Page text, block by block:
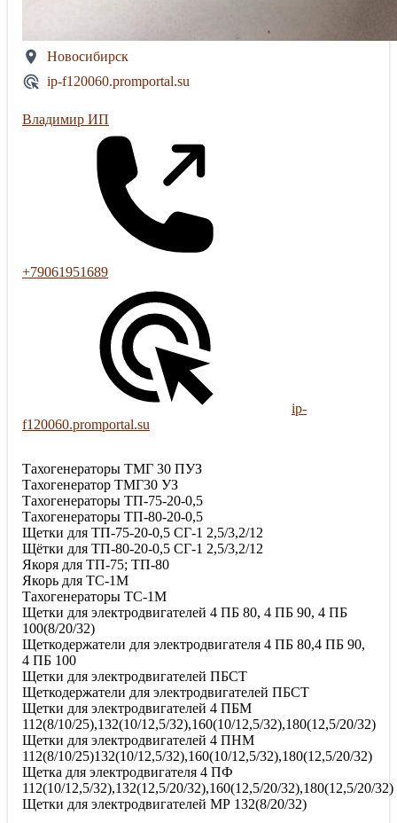
Новосибирск
ip-f120060.promportal.su
Владимир ИП
+79061951689
ip-
f120060.promportal.su
Тахогенераторы ТМГ 30 ПУЗ
Тахогенератор ТМГ30 УЗ
Тахогенераторы ТП-75-20-0,5
Тахогенераторы ТП-80-20-0,5
Щетки для ТП-75-20-0,5 СГ-1 2,5/3,2/12
Щётки для ТП-80-20-0,5 СГ-1 2,5/3,2/12
Якоря для ТП-75; ТП-80
Якорь для ТС-1М
Тахогенераторы ТС-1М
Щетки для электродвигателей 4 ПБ 80, 4 ПБ 90, 4 ПБ
100(8/20/32)
Щеткодержатели для электродвигателя 4 ПБ 80,4 ПБ 90,
4 ПБ 100
Щетки для электродвигателей ПБСТ
Щеткодержатели для электродвигателей ПБСТ
Щетки для электродвигателей 4 ПБМ
112(8/10/25),132(10/12,5/32),160(10/12,5/32),180(12,5/20/32)
Щетки для электродвигателей 4 ПНМ
112(8/10/25)132(10/12,5/32),160(10/12,5/32),180(12,5/20/32)
Щетка для электродвигателя 4 ПФ
112(10/12,5/32),132(12,5/20/32),160(12,5/20/32),180(12,5/20/32)
Щетки для электродвигателей МР 132(8/20/32)